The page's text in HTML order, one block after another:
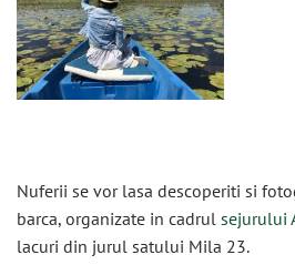
Nuferii se vor lasa descoperiti si
barca, organizate in cadrul sejurului
lacuri din jurul satului Mila 23.